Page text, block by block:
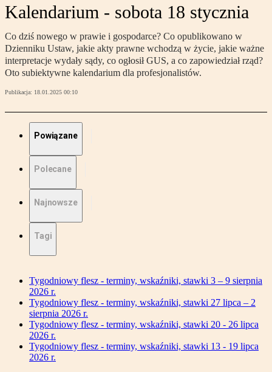
Kalendarium - sobota 18 stycznia
Co dziś nowego w prawie i gospodarce? Co opublikowano w
Dzienniku Ustaw, jakie akty prawne wchodzą w życie, jakie ważne
interpretacje wydały sądy, co ogłosił GUS, a co zapowiedział rząd?
Oto subiektywne kalendarium dla profesjonalistów.
Publikacja: 18.01.2025 00:10
Powiązane
Polecane
Najnowsze
Tagi
Tygodniowy flesz - terminy, wskaźniki, stawki 3 – 9 sierpnia
2026 r.
Tygodniowy flesz - terminy, wskaźniki, stawki 27 lipca – 2
sierpnia 2026 r.
Tygodniowy flesz - terminy, wskaźniki, stawki 20 - 26 lipca
2026 r.
Tygodniowy flesz - terminy, wskaźniki, stawki 13 - 19 lipca
2026 r.